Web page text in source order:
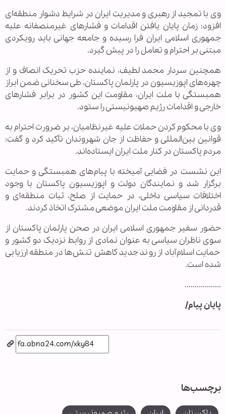
وی با تمجید از رهبری و مدیریت ایران در شرایط دشوار منطقه‌ای
افزود: زمان پایان یافتن اقدامات و فشارهای غیرمنصفانه علیه
جمهوری اسلامی ایران فرا رسیده و جامعه جهانی باید رویکردی
مبتنی بر احترام و تعامل را در پیش گیرد.
همچنین سردار محمد لطیف، نماینده حزب تحریک انصاف و از
چهره‌های اپوزیسیون در پارلمان پاکستان، طی سخنانی ضمن ابراز
همبستگی با ملت ایران، مقاومت این کشور در برابر فشارهای
خارجی و اقدامات رژیم صهیونیستی را ستود.
وی با محکوم کردن حملات علیه غیرنظامیان، بر ضرورت احترام به
قوانین بین‌المللی و حفاظت از جان شهروندان تأکید کرد و گفت:
مردم پاکستان در کنار ملت ایران ایستاده‌اند.
این نشست در فضایی آمیخته با پیام‌های همبستگی و حمایت
برگزار شد و نمایندگان دولت و اپوزیسیون پاکستان با وجود
اختلافات سیاسی داخلی، در حمایت از صلح، ثبات منطقه‌ای و
قدردانی از مقاومت ملت ایران موضعی مشترک اتخاذ کردند.
حضور سفیر جمهوری اسلامی ایران در صحن پارلمان پاکستان از
سوی ناظران سیاسی به عنوان نمادی از روابط نزدیک دو کشور و
حمایت اسلام‌آباد از روند جدید کاهش تنش‌ها در منطقه ارزیابی
شده است.
..................
پایان پیام/
برچسب‌ها